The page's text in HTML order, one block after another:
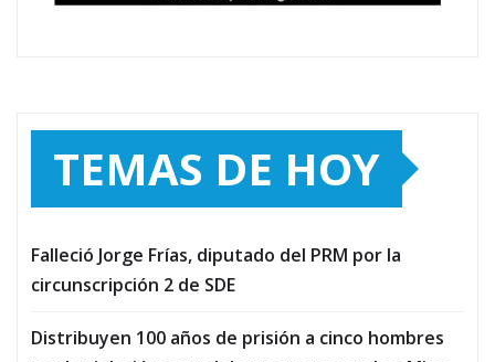
TEMAS DE HOY
Falleció Jorge Frías, diputado del PRM por la
circunscripción 2 de SDE
Distribuyen 100 años de prisión a cinco hombres